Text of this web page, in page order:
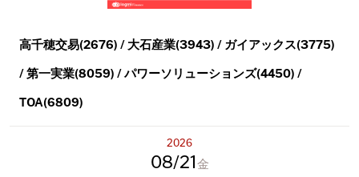
高千穂交易(2676) / 大石産業(3943) / ガイアックス(3775)
/ 第一実業(8059) / パワーソリューションズ(4450) /
TOA(6809)
2026
08 21金